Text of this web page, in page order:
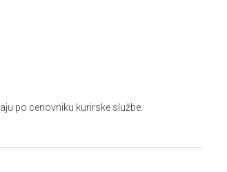
po cenovniku kurirske službe.